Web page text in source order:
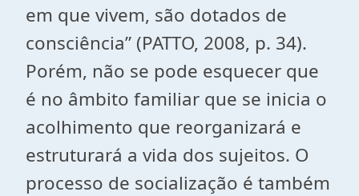
em que vivem, são dotados de
consciência” (PATTO, 2008, p. 34).
Porém, não se pode esquecer que
é no âmbito familiar que se inicia o
acolhimento que reorganizará e
estruturará a vida dos sujeitos. O
processo de socialização é também